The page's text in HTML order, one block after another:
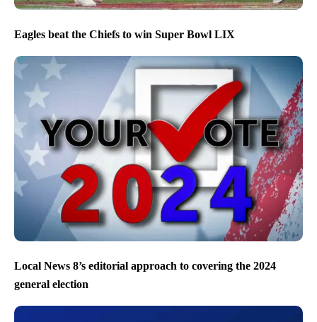
Eagles beat the Chiefs to win Super Bowl LIX
Local News 8’s editorial approach to covering the 2024
general election